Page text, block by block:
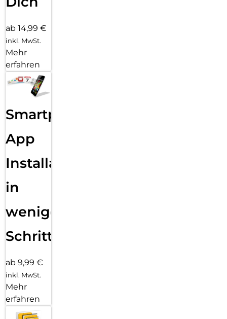
ab 14,99 €
inkl. MwSt.
Mehr
erfahren
Smartphone
App
Installation
in
wenigen
Schritten
ab 9,99 €
inkl. MwSt.
Mehr
erfahren